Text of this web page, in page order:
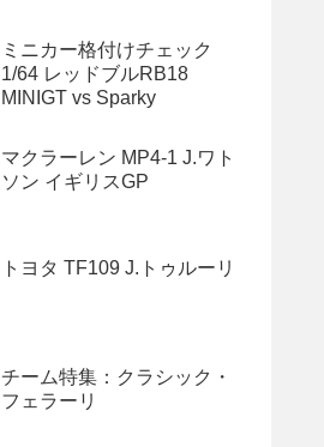
ミニカー格付けチェック
1/64 レッドブルRB18
MINIGT vs Sparky
マクラーレン MP4-1 J.ワト
ソン イギリスGP
トヨタ TF109 J.トゥルーリ
チーム特集：クラシック・
フェラーリ